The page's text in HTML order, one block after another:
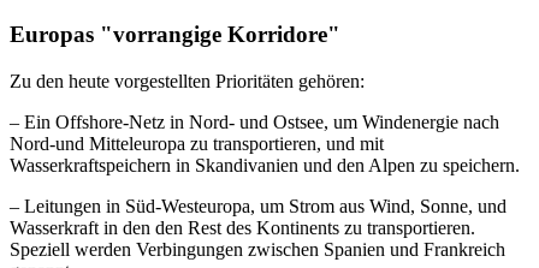
Europas "vorrangige Korridore"
Zu den heute vorgestellten Prioritäten gehören:
– Ein Offshore-Netz in Nord- und Ostsee, um Windenergie nach
Nord-und Mitteleuropa zu transportieren, und mit
Wasserkraftspeichern in Skandivanien und den Alpen zu speichern.
– Leitungen in Süd-Westeuropa, um Strom aus Wind, Sonne, und
Wasserkraft in den den Rest des Kontinents zu transportieren.
Speziell werden Verbingungen zwischen Spanien und Frankreich